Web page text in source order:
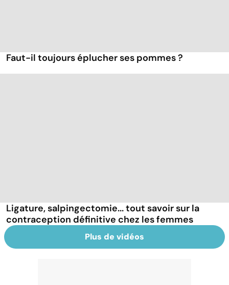
Faut-il toujours éplucher ses pommes ?
Ligature, salpingectomie... tout savoir sur la
contraception définitive chez les femmes
Plus de vidéos